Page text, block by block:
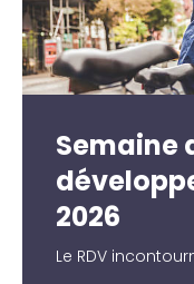
Semaine
2026
Le RDV